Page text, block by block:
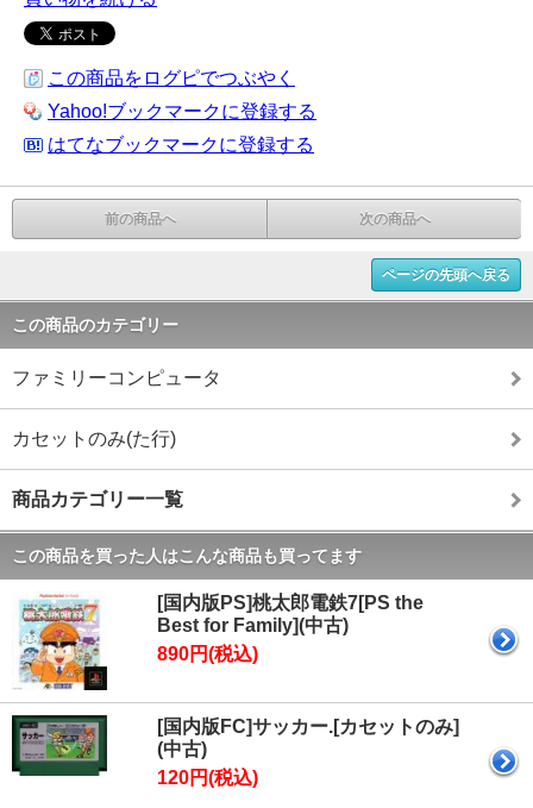
この商品をログピでつぶやく
Yahoo!ブックマークに登録する
はてなブックマークに登録する
前の商品へ 次の商品へ
ページの先頭へ戻る
この商品のカテゴリー
ファミリーコンピュータ
カセットのみ(た行)
商品カテゴリー一覧
この商品を買った人はこんな商品も買ってます
[国内版PS]桃太郎電鉄7[PS the
Best for Family](中古)
890円(税込)
[国内版FC]サッカー.[カセットのみ]
(中古)
120円(税込)